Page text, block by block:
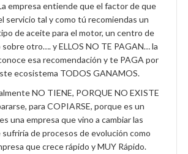
empresa entiende que el factor de que
servicio tal y como tú recomiendas un
de aceite para el motor, un centro de
otro…. y ELLOS NO TE PAGAN… la
esa recomendación y te PAGA por
ecosistema TODOS GANAMOS.
NO TIENE, PORQUE NO EXISTE
para COPIARSE, porque es un
una empresa que vino a cambiar las
sufriría de procesos de evolución como
que crece rápido y MUY Rápido.